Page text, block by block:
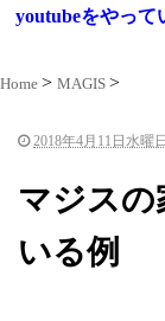
youtubeをやって
Home MAGIS
2018年4月11日水曜日
マジスの
いる例